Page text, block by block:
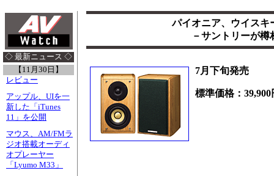
◇ 最新ニュース ◇
【11月30日】
レビュー
アップル、UIを一
新した「iTunes
11」を公開
マウス、AM/FMラ
ジオ搭載オーディ
オプレーヤー
「Lyumo M33」
パイオニア、ウイスキ
－サントリーが
7月下旬発売
標準価格：39,900